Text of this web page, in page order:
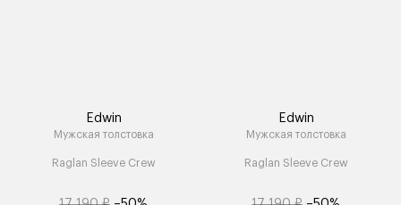
Edwin
Мужская толстовка
Raglan Sleeve Crew
Edwin
Мужская толстовка
Raglan Sleeve Crew